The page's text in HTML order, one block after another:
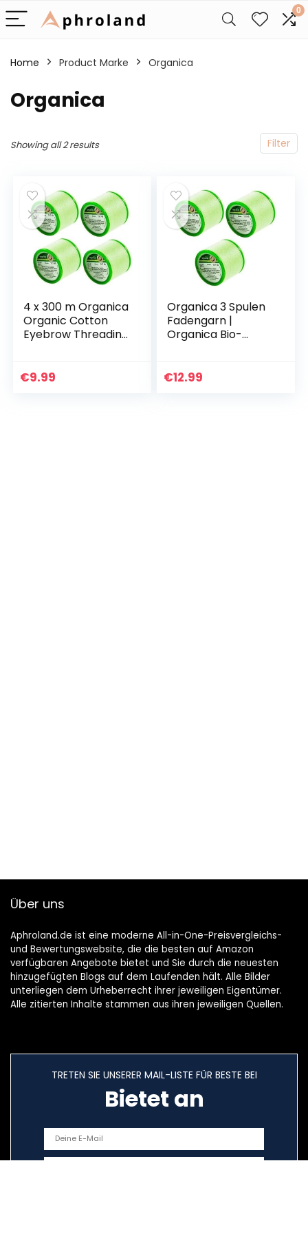
0
Home Product Marke ‎Organica
‎Organica
Filter
Showing all 2 results
4 x 300 m Organica
Organic Cotton
Eyebrow Threading
€9.99
Organica 3 Spulen
Fadengarn |
Organica Bio-
aden |
€12.99
Über uns
Aphroland.de ist eine moderne All-in-One-Preisvergleichs-
und Bewertungswebsite, die die besten auf Amazon
verfügbaren Angebote bietet und Sie durch die neuesten
hinzugefügten Blogs auf dem Laufenden hält. Alle Bilder
unterliegen dem Urheberrecht ihrer jeweiligen Eigentümer.
Alle zitierten Inhalte stammen aus ihren jeweiligen Quellen.
TRETEN SIE UNSERER MAIL-LISTE FÜR BESTE BEI
Bietet an